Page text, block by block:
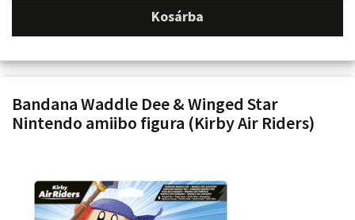
Kosárba
Bandana Waddle Dee & Winged Star
Nintendo amiibo figura (Kirby Air Riders)